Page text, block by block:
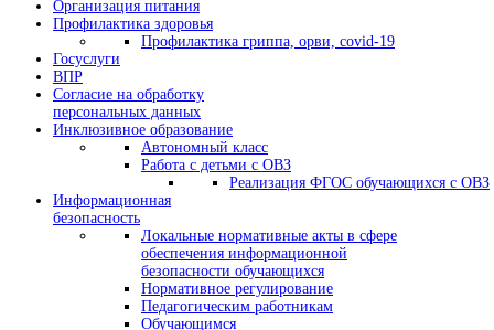
Организация питания
Профилактика здоровья
Профилактика гриппа, орви, covid-19
Госуслуги
ВПР
Согласие на обработку
персональных данных
Инклюзивное образование
Автономный класс
Работа с детьми с ОВЗ
Реализация ФГОС обучающихся с ОВЗ
Информационная
безопасность
Локальные нормативные акты в сфере
обеспечения информационной
безопасности обучающихся
Нормативное регулирование
Педагогическим работникам
Обучающимся